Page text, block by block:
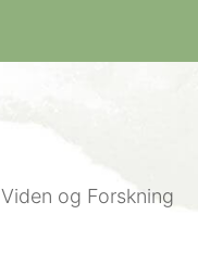
Viden og Forskning